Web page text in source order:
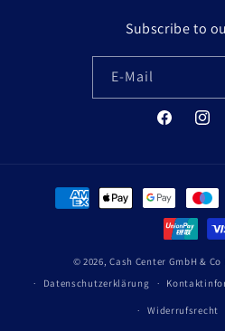
Subscribe to
E-Mail
Facebook
Zahlungsmethoden
© 2026,Cash Center GmbH & Co
Datenschutzerklärung
Widerrufsrecht